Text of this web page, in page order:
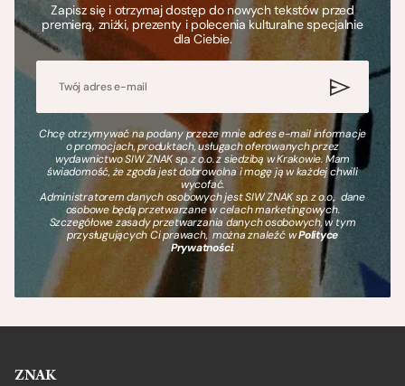
Zapisz się i otrzymaj dostęp do nowych tekstów przed
premierą, zniżki, prezenty i polecenia kulturalne specjalnie
dla Ciebie.
Chcę otrzymywać na podany przeze mnie adres e-mail informacje
o promocjach, produktach, usługach oferowanych przez
wydawnictwo SIW ZNAK sp. z o.o. z siedzibą w Krakowie. Mam
świadomość, że zgoda jest dobrowolna i mogę ją w każdej chwili
wycofać.
Administratorem danych osobowych jest SIW ZNAK sp. z o.o., dane
osobowe będą przetwarzane w celach marketingowych.
Szczegółowe zasady przetwarzania danych osobowych, w tym
przysługujących Ci prawach, można znaleźć wPolityce
Prywatności.
ZNAK